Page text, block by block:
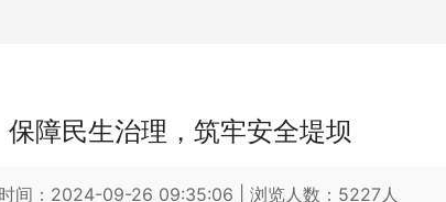
保障民生治理，筑牢安全堤坝
间：2024-09-26 09:35:06 浏览人数：5227人